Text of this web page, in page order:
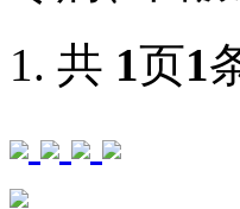
共 1页1